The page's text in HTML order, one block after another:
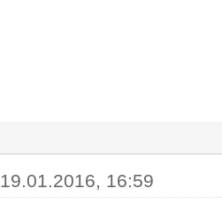
19.01.2016, 16:59